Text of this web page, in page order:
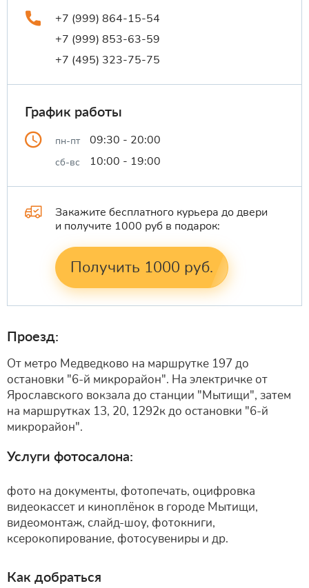
Проезд:
От метро Медведково на маршрутке 197 до
остановки "6-й микрорайон". На электричке от
Ярославского вокзала до станции "Мытищи", затем
на маршрутках 13, 20, 1292к до остановки "6-й
микрорайон".
Услуги фотосалона:
фото на документы, фотопечать, оцифровка
видеокассет и киноплёнок в городе Мытищи,
видеомонтаж, слайд-шоу, фотокниги,
ксерокопирование, фотосувениры и др.
Как добраться
+7 (999) 864-15-54
+7 (999) 853-63-59
+7 (495) 323-75-75
График работы
пн-пт 09:30 - 20:00
сб-вс 10:00 - 19:00
Закажите бесплатного курьера до двери
и получите 1000 руб в подарок:
Получить 1000 руб.